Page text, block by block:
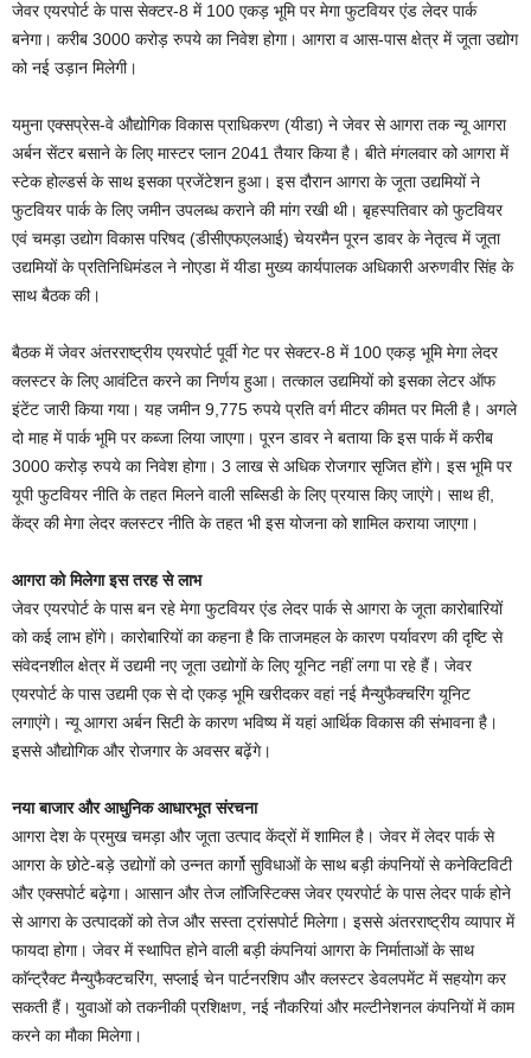
जेवर एयरपोर्ट के पास सेक्टर-8 में 100 एकड़ भूमि पर मेगा फुटवियर एंड लेदर पार्क
बनेगा। करीब 3000 करोड़ रुपये का निवेश होगा। आगरा व आस-पास क्षेत्र में जूता उद्योग
को नई उड़ान मिलेगी।
यमुना एक्सप्रेस-वे औद्योगिक विकास प्राधिकरण (यीडा) ने जेवर से आगरा तक न्यू आगरा
अर्बन सेंटर बसाने के लिए मास्टर प्लान 2041 तैयार किया है। बीते मंगलवार को आगरा में
स्टेक होल्डर्स के साथ इसका प्रजेंटेशन हुआ। इस दौरान आगरा के जूता उद्यमियों ने
फुटवियर पार्क के लिए जमीन उपलब्ध कराने की मांग रखी थी। बृहस्पतिवार को फुटवियर
एवं चमड़ा उद्योग विकास परिषद (डीसीएफएलआई) चेयरमैन पूरन डावर के नेतृत्व में जूता
उद्यमियों के प्रतिनिधिमंडल ने नोएडा में यीडा मुख्य कार्यपालक अधिकारी अरुणवीर सिंह के
साथ बैठक की।
बैठक में जेवर अंतरराष्ट्रीय एयरपोर्ट पूर्वी गेट पर सेक्टर-8 में 100 एकड़ भूमि मेगा लेदर
क्लस्टर के लिए आवंटित करने का निर्णय हुआ। तत्काल उद्यमियों को इसका लेटर ऑफ
इंटेंट जारी किया गया। यह जमीन 9,775 रुपये प्रति वर्ग मीटर कीमत पर मिली है। अगले
दो माह में पार्क भूमि पर कब्जा लिया जाएगा। पूरन डावर ने बताया कि इस पार्क में करीब
3000 करोड़ रुपये का निवेश होगा। 3 लाख से अधिक रोजगार सृजित होंगे। इस भूमि पर
यूपी फुटवियर नीति के तहत मिलने वाली सब्सिडी के लिए प्रयास किए जाएंगे। साथ ही,
केंद्र की मेगा लेदर क्लस्टर नीति के तहत भी इस योजना को शामिल कराया जाएगा।
आगरा को मिलेगा इस तरह से लाभ
जेवर एयरपोर्ट के पास बन रहे मेगा फुटवियर एंड लेदर पार्क से आगरा के जूता कारोबारियों
को कई लाभ होंगे। कारोबारियों का कहना है कि ताजमहल के कारण पर्यावरण की दृष्टि से
संवेदनशील क्षेत्र में उद्यमी नए जूता उद्योगों के लिए यूनिट नहीं लगा पा रहे हैं। जेवर
एयरपोर्ट के पास उद्यमी एक से दो एकड़ भूमि खरीदकर वहां नई मैन्युफैक्चरिंग यूनिट
लगाएंगे। न्यू आगरा अर्बन सिटी के कारण भविष्य में यहां आर्थिक विकास की संभावना है।
इससे औद्योगिक और रोजगार के अवसर बढ़ेंगे।
नया बाजार और आधुनिक आधारभूत संरचना
आगरा देश के प्रमुख चमड़ा और जूता उत्पाद केंद्रों में शामिल है। जेवर में लेदर पार्क से
आगरा के छोटे-बड़े उद्योगों को उन्नत कार्गो सुविधाओं के साथ बड़ी कंपनियों से कनेक्टिविटी
और एक्सपोर्ट बढ़ेगा। आसान और तेज लाॅजिस्टिक्स जेवर एयरपोर्ट के पास लेदर पार्क होने
से आगरा के उत्पादकों को तेज और सस्ता ट्रांसपोर्ट मिलेगा। इससे अंतरराष्ट्रीय व्यापार में
फायदा होगा। जेवर में स्थापित होने वाली बड़ी कंपनियां आगरा के निर्माताओं के साथ
काॅन्ट्रैक्ट मैन्युफैक्टचरिंग, सप्लाई चेन पार्टनरशिप और क्लस्टर डेवलपमेंट में सहयोग कर
सकती हैं। युवाओं को तकनीकी प्रशिक्षण, नई नाैकरियां और मल्टीनेशनल कंपनियों में काम
करने का माैका मिलेगा।